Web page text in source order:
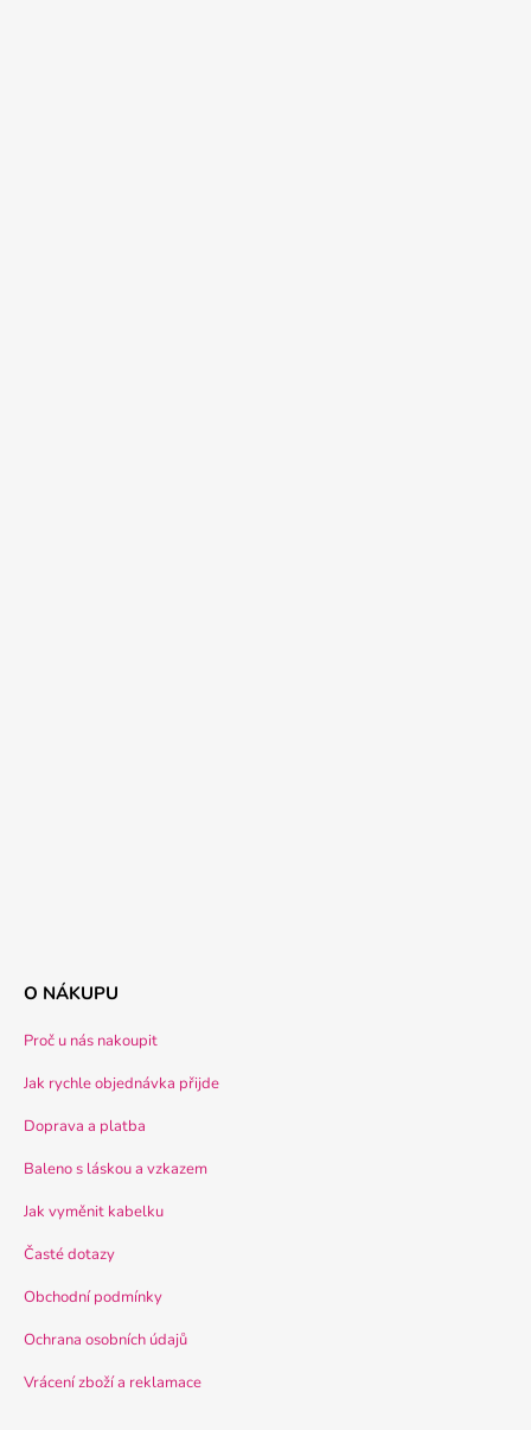
O NÁKUPU
Proč u nás nakoupit
Jak rychle objednávka přijde
Doprava a platba
Baleno s láskou a vzkazem
Jak vyměnit kabelku
Časté dotazy
Obchodní podmínky
Ochrana osobních údajů
Vrácení zboží a reklamace